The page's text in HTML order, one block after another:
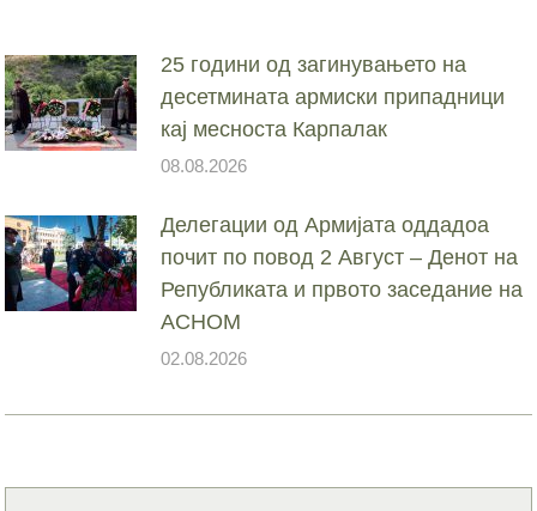
25 години од загинувањето на
десетмината армиски припадници
кај месноста Карпалак
08.08.2026
Делегации од Армијата оддадоа
почит по повод 2 Август – Денот на
Републиката и првото заседание на
АСНОМ
02.08.2026